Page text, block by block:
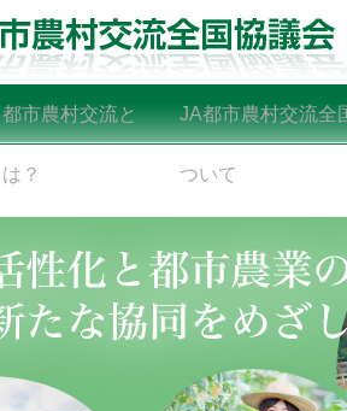
都市農村交流と
は？
JA都市農村交流全
ついて